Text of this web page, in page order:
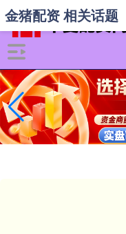
金猪配资 相关话题